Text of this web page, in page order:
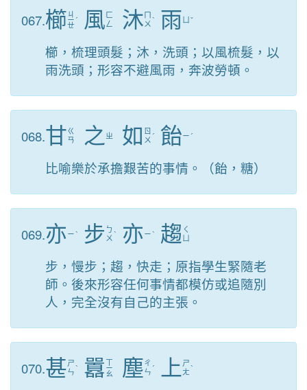
067.櫛 ㄐ
ㄧ
ㄝ
ˊ 風 ㄈ
ㄥ
沐 ㄇ
ㄨ ˋ 雨 ˇ
櫛，梳理頭髮；沐，洗頭；以風梳髮，以
雨洗頭；形容不避風雨，奔波勞頓。
068.甘ㄍ
ㄢ
之 ㄓ 如 ㄖ
ㄨ ˊ 飴ㄧ ˊ
比喻樂於承擔艱苦的事情。（飴，糖）
069.亦 ㄧˋ 步 ㄅ
ㄨ ˋ 亦 ㄧˋ 趨 ㄑ
步，慢步；趨，快走；原指學生緊隨老
師。後來形容任何事情都模仿或追隨別
人，完全沒有自己的主張。
070.甚ㄕ
ㄣˋ 囂 ㄒ
ㄧ
ㄠ 塵ㄔ
ㄣ ˊ 上 ㄕ
ㄤˋ